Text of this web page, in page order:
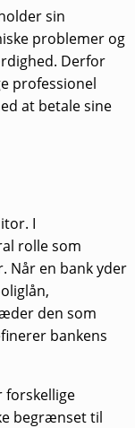
sin
problemer og
Derfor
professionel
at betale sine
I
rolle som
Når en bank yder
den som
bankens
forskellige
begrænset til